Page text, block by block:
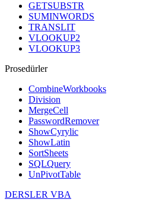
GETSUBSTR
SUMINWORDS
TRANSLIT
VLOOKUP2
VLOOKUP3
Prosedürler
CombineWorkbooks
Division
MergeCell
PasswordRemover
ShowCyrylic
ShowLatin
SortSheets
SQLQuery
UnPivotTable
DERSLER VBA